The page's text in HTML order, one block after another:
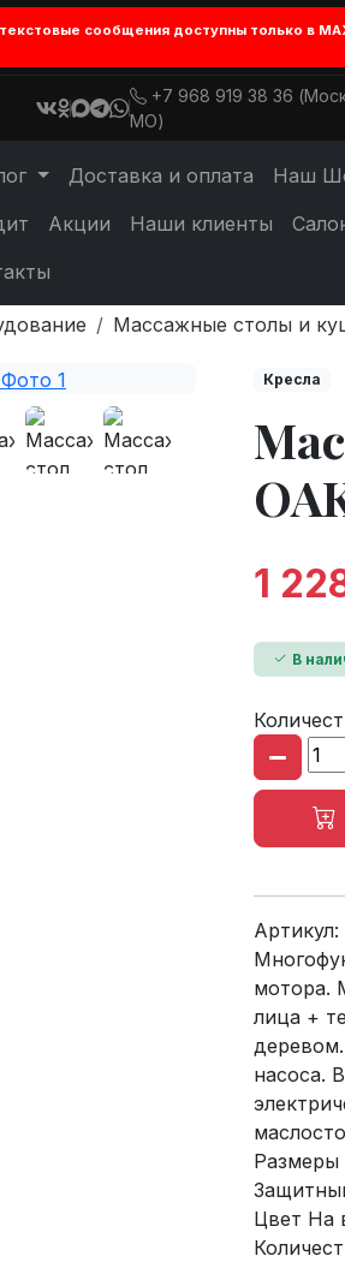
сообщения доступны только в
+7 968 919 38 36
МО)
Доставка и оплата
Наш
Акции Наши клиенты
Массажные столы и
Кресла
1
В
Артикул:
мотора.
лица +
насоса.
Размеры
Цвет На